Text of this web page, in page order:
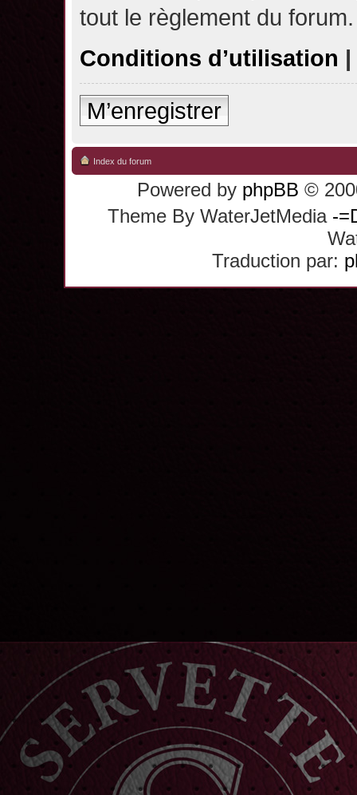
tout le règlement du forum.
Conditions d’utilisation |
M’enregistrer
Index du forum
Powered by phpBB ©
Theme By WaterJetMedia -
Traduction par: